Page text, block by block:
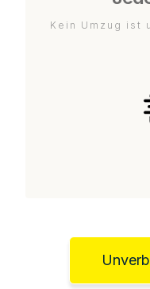
Kein Umzug ist